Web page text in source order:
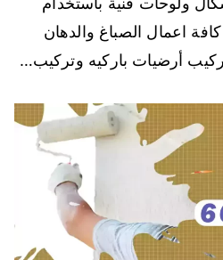
كافة اعمال الصباغ والدهان
أرضيات باركيه وتركيب…